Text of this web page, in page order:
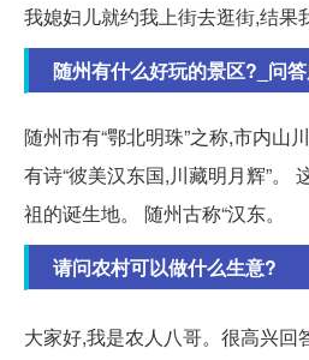
我媳妇儿就约我上街去逛街,结果
随州有什么好玩的景区?_问
随州市有“鄂北明珠”之称,市内山
有诗“彼美汉东国,川藏明月辉”。
祖的诞生地。 随州古称“汉东。
请问农村可以做什么生意?
大家好,我是农人八哥。很高兴回